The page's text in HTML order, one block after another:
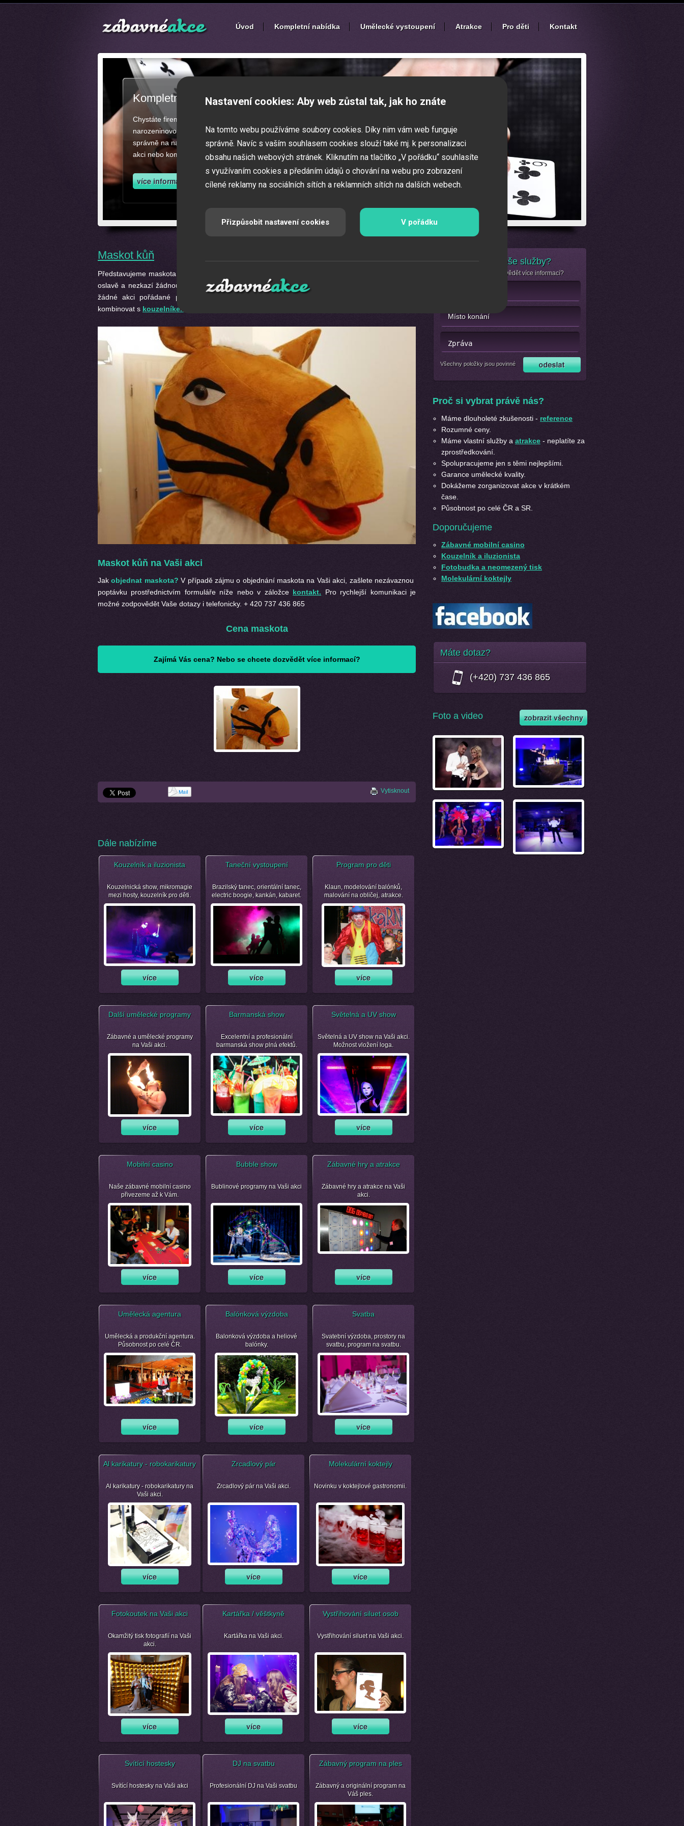
Úvod Kompletní nabídka Umělecké vystoupení Atrakce Pro děti Kontakt
Kompletní zajištěnízábavných akcí
Chystáte firemní akci, večírek nebo ples? Připravujete svatbu,
narozeninovou oslavu či zábavné představení pro děti? Pak jste
správně na našich stránkách. Zajistíme Vám jednotlivé umělce na Vaši
akci nebo kompletní zajištění zábavných a firemních akcí.
Maskot kůň
Představujeme maskota hnědého koníka pro radost dětí. Koníček Vám udělá radost na Vaší akci
oslavě a nezkazí žádnou srandu.Osedlejte si svého koníčka! Maskot koníka by neměl chybět na
žádné akci pořádané pro děti. Působnost po celé ČR a SR. Maskota také doporučujeme
kombinovat s kouzelníkem
Maskot kůň na Vaši akci
Jakobjednat maskota? V případě zájmu o objednání maskota na Vaši akci, zašlete nezávaznou
poptávku prostřednictvím formuláře níže nebo v záložce kontakt. Pro rychlejší komunikaci je
možné zodpovědět Vaše dotazy i telefonicky. + 420 737 436 865
Cena maskota
Zajímá Vás cena? Nebo se chcete dozvědět více informací?
Vytisknout
Dále nabízíme
Kouzelník a iluzionista
Kouzelnická show, mikromagie
mezi hosty, kouzelník pro děti.
Taneční vystoupení
Brazilský tanec, orientální tanec,
electric boogie, kankán, kabaret.
Program pro děti
Klaun, modelování balónků,
malování na obličej, atrakce.
Další umělecké programy
Zábavné a umělecké programy
na Vaši akci.
Barmanská show
Excelentní a profesionální
barmanská show plná efektů.
Světelná a UV show
Světelná a UV show na Vaši akci.
Možnost vložení loga.
Mobilní casino
Naše zábavné mobilní casino
přivezeme až k Vám.
Bubble show
Bublinové programy na Vaši akci
Zábavné hry a atrakce
Zábavné hry a atrakce na Vaši
akci.
Umělecká agentura
Umělecká a produkční agentura.
Působnost po celé ČR.
Balónková výzdoba
Balonková výzdoba a heliové
balónky.
Svatba
Svatební výzdoba, prostory na
svatbu, program na svatbu.
Al karikatury - robokarikatury
Al karikatury - robokarikatury na
Vaši akci.
Zrcadlový pár
Zrcadlový pár na Vaši akci.
Molekulární koktejly
Novinku v koktejlové gastronomii.
Fotokoutek na Vaši akci
Okamžitý tisk fotografií na Vaši
akci.
Kartářka / věštkyně
Kartářka na Vaši akci.
Vystřihování siluet osob
Vystřihování siluet na Vaši akci.
Svítící hostesky
Svítící hostesky na Vaši akci
DJ na svatbu
Profesionální DJ na Vaši svatbu
Zábavný program na ples
Zábavný a originální program na
Váš ples.
Máte zájem o naše služby?
Nebo se jen chcete dozvědět více informací?
Všechny položky jsou povinné
Proč si vybrat právě nás?
Máme dlouholeté zkušenosti - reference
Rozumné ceny.
Máme vlastní služby a atrakce - neplatíte za
zprostředkování.
Spolupracujeme jen s těmi nejlepšími.
Garance umělecké kvality.
Dokážeme zorganizovat akce v krátkém
čase.
Působnost po celé ČR a SR.
Doporučujeme
Zábavné mobilní casino
Kouzelník a iluzionista
Fotobudka a neomezený tisk
Molekulární koktejly
Máte dotaz?
(+420) 737 436 865
Foto a video
Nastavení cookies: Aby web zůstal tak, jak ho znáte
Na tomto webu používáme soubory cookies. Díky nim vám web funguje
správně. Navíc s vaším souhlasem cookies slouží také mj. k personalizaci
obsahu našich webových stránek. Kliknutím na tlačítko „V pořádku“ souhlasíte
s využívaním cookies a předáním údajů o chování na webu pro zobrazení
cílené reklamy na sociálních sítích a reklamních sítích na dalších webech.
Přizpůsobit nastavení cookies V pořádku